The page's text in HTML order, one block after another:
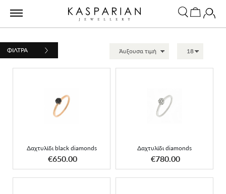
ΦΙΛΤΡΑ
Δαχτυλίδι black diamonds
€650.00
Δαχτυλίδι black diamonds
ΑΠΟΚΤΗΣΕ ΤΟ
Δαχτυλίδι diamonds
€780.00
Δαχτυλίδι diamonds
ΑΠΟΚΤΗΣΕ ΤΟ